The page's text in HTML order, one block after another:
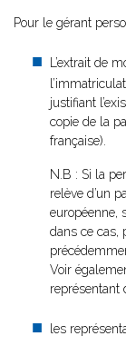
Pour le gérant
L’extrait de
justifiant
copie de la
française).
N.B : Si la
relève d’un
européenne,
dans ce cas,
Voir
représentant
les